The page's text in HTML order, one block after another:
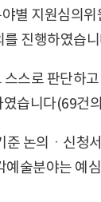
별 지원심의
진행하였습
스로 판단하
습니다(69건
논의ㆍ신
술분야는 예